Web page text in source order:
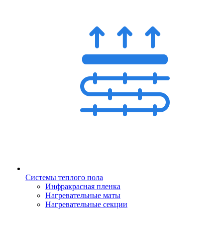
Системы теплого пола
Инфракрасная пленка
Нагревательные маты
Нагревательные секции